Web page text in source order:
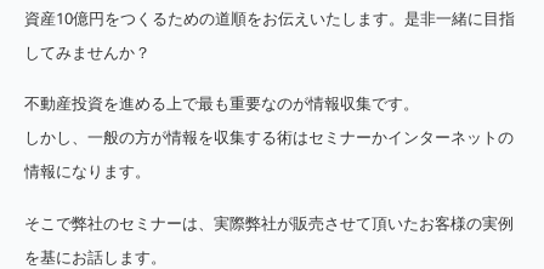
資産10億円をつくるための道順をお伝えいたします。是非一緒に目指
してみませんか？
不動産投資を進める上で最も重要なのが情報収集です。
しかし、一般の方が情報を収集する術はセミナーかインターネットの
情報になります。
そこで弊社のセミナーは、実際弊社が販売させて頂いたお客様の実例
を基にお話します。